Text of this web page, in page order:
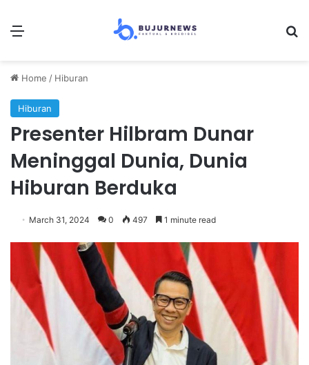
Menu
Home / Hiburan
Hiburan
Presenter Hilbram Dunar
Meninggal Dunia, Dunia
Hiburan Berduka
March 31, 2024 0 497 1 minute read